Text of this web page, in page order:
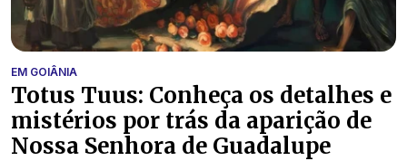
EM GOIÂNIA
Totus Tuus: Conheça os detalhes e
mistérios por trás da aparição de
Nossa Senhora de Guadalupe